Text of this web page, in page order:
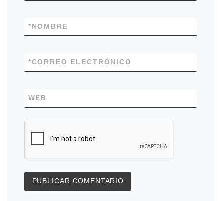
NOMBRE
*
CORREO ELECTRÓNICO
*
WEB